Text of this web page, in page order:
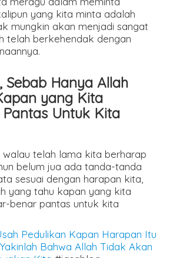
yang kita minta adalah
mungkin akan menjadi sangat
telah berkehendak dengan
Sebab Hanya Allah
yang Kita
Untuk Kita
walau telah lama kita berharap
belum jua ada tanda-tanda
sesuai dengan harapan kita,
yang tahu kapan yang kita
benar pantas untuk kita
Pedulikan Kapan Harapan Itu
Bahwa Allah Tidak Akan